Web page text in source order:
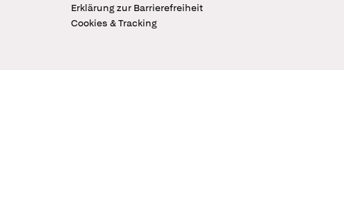
Erklärung zur Barrierefreiheit
Cookies & Tracking